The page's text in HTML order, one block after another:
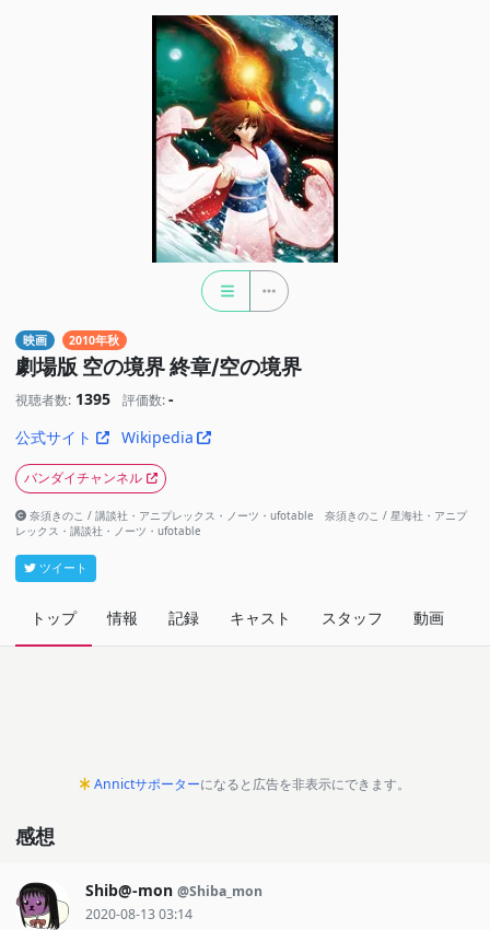
映画 2010年秋
劇場版 空の境界 終章/空の境界
視聴者数: 1395 評価数: -
公式サイト
Wikipedia
バンダイチャンネル
奈須きのこ / 講談社・アニプレックス・ノーツ・ufotable 奈須きのこ / 星海社・アニプ
レックス・講談社・ノーツ・ufotable
ツイート
トップ 情報 記録 キャスト スタッフ 動画
Annictサポーターになると広告を非表示にできます。
感想
Shib@-mon @Shiba_mon
2020-08-13 03:14